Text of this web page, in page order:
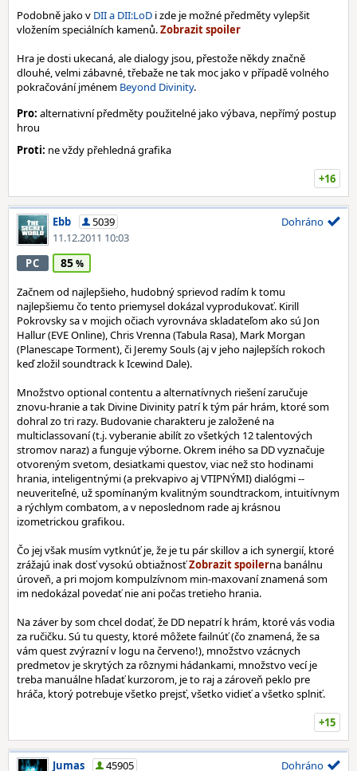
Podobně jako v DII a DII:LoD i zde je možné předměty vylepšit
vložením speciálních kamenů.
Hra je dosti ukecaná, ale dialogy jsou, přestože někdy značně
dlouhé, velmi zábavné, třebaže ne tak moc jako v případě volného
pokračování jménem Beyond Divinity.
Pro: alternativní předměty použitelné jako výbava, nepřímý postup
hrou
Proti: ne vždy přehledná grafika
+16
Ebb
5039
11.12.2011 10:03
Dohráno
PC 85
Začnem od najlepšieho, hudobný sprievod radím k tomu
najlepšiemu čo tento priemysel dokázal vyprodukovať. Kirill
Pokrovsky sa v mojich očiach vyrovnáva skladateľom ako sú Jon
Hallur (EVE Online), Chris Vrenna (Tabula Rasa), Mark Morgan
(Planescape Torment), či Jeremy Souls (aj v jeho najlepších rokoch
keď zložil soundtrack k Icewind Dale).
Množstvo optional contentu a alternatívnych riešení zaručuje
znovu-hranie a tak Divine Divinity patrí k tým pár hrám, ktoré som
dohral zo tri razy. Budovanie charakteru je založené na
multiclassovaní (t.j. vyberanie abilít zo všetkých 12 talentových
stromov naraz) a funguje výborne. Okrem iného sa DD vyznačuje
otvoreným svetom, desiatkami questov, viac než sto hodinami
hrania, inteligentnými (a prekvapivo aj VTIPNÝMI) dialógmi --
neuveriteľné, už spomínaným kvalitným soundtrackom, intuitívnym
a rýchlym combatom, a v neposlednom rade aj krásnou
izometrickou grafikou.
Čo jej však musím vytknúť je, že je tu pár skillov a ich synergií, ktoré
zrážajú inak dosť vysokú obtiažnosť
na banálnu
úroveň, a pri mojom kompulzívnom min-maxovaní znamená som
im nedokázal povedať nie ani počas tretieho hrania.
Na záver by som chcel dodať, že DD nepatrí k hrám, ktoré vás vodia
za ručičku. Sú tu questy, ktoré môžete failnúť (čo znamená, že sa
vám quest zvýrazní v logu na červeno!), množstvo vzácnych
predmetov je skrytých za rôznymi hádankami, množstvo vecí je
treba manuálne hľadať kurzorom, je to raj a zároveň peklo pre
hráča, ktorý potrebuje všetko prejsť, všetko vidieť a všetko splniť.
+15
Jumas 45905 Dohráno